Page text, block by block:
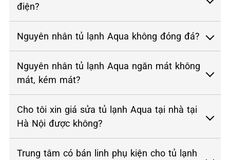
điện?
Nguyên nhân tủ lạnh Aqua không đóng đá?
Nguyên nhân tủ lạnh Aqua ngăn mát không
mát, kém mát?
Cho tôi xin giá sửa tủ lạnh Aqua tại nhà tại
Hà Nội được không?
Trung tâm có bán linh phụ kiện cho tủ lạnh